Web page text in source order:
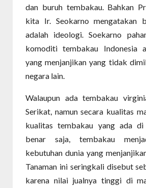
dan buruh tembakau. Bahkan
kita Ir. Seokarno mengatakan
adalah ideologi. Soekarno
komoditi tembakau Indonesia
yang menjanjikan yang tidak
negara lain.
Walaupun ada tembakau
Serikat, namun secara kualitas
kualitas tembakau yang ada di
benar saja, tembakau
kebutuhan dunia yang
Tanaman ini seringkali disebut
karena nilai jualnya tinggi di